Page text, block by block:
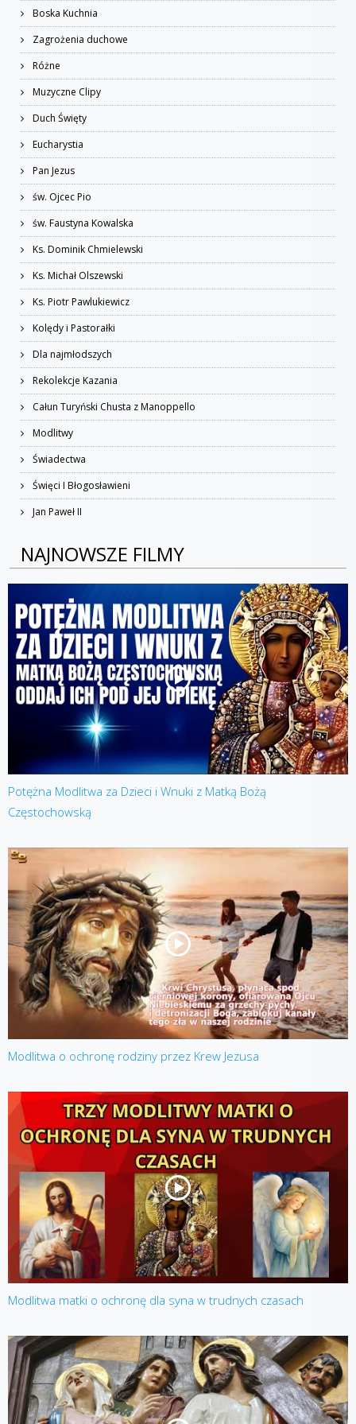
Boska Kuchnia
Zagrożenia duchowe
Różne
Muzyczne Clipy
Duch Święty
Eucharystia
Pan Jezus
św. Ojcec Pio
św. Faustyna Kowalska
Ks. Dominik Chmielewski
Ks. Michał Olszewski
Ks. Piotr Pawlukiewicz
Kolędy i Pastorałki
Dla najmłodszych
Rekolekcje Kazania
Całun Turyński Chusta z Manoppello
Modlitwy
Świadectwa
Święci I Błogosławieni
Jan Paweł II
NAJNOWSZE FILMY
Potężna Modlitwa za Dzieci i Wnuki z Matką Bożą
Częstochowską
Modlitwa o ochronę rodziny przez Krew Jezusa
Modlitwa matki o ochronę dla syna w trudnych czasach